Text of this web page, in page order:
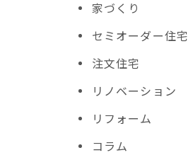
家づくり
セミオーダー住宅
注文住宅
リノベーション
リフォーム
コラム